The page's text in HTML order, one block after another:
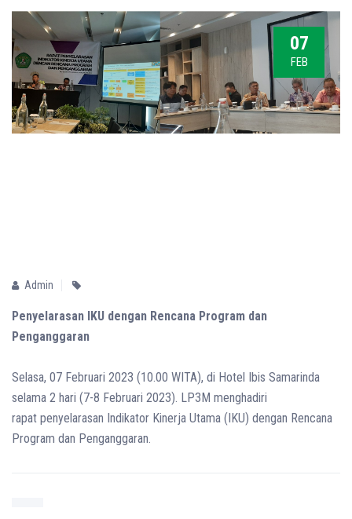
07
FEB
Admin
Penyelarasan IKU dengan Rencana Program dan
Penganggaran
Selasa, 07 Februari 2023 (10.00 WITA), di Hotel Ibis Samarinda
selama 2 hari (7-8 Februari 2023). LP3M menghadiri
rapat penyelarasan Indikator Kinerja Utama (IKU) dengan Rencana
Program dan Penganggaran.